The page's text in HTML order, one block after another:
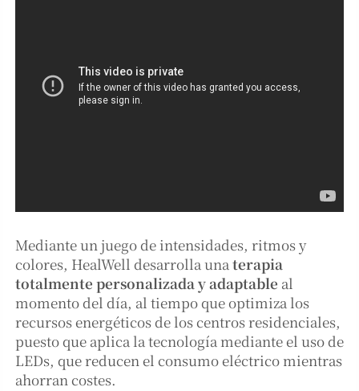
Mediante un juego de intensidades, ritmos y
colores, HealWell desarrolla unaterapia
totalmente personalizada y adaptable al
momento del día, al tiempo que optimiza los
recursos energéticos de los centros residenciales,
puesto que aplica la tecnología mediante el uso de
LEDs, que reducen el consumo eléctrico mientras
ahorran costes.